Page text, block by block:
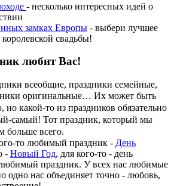
- несколько интересных идей о
замках Европы - выбери лучшее
свадьбы!
любит Вас!
всеобщие, праздники семейные,
оригинальные… Их может быть
но какой-то из праздников обязательно
самый! Тот праздник, который мы
больше всего.
то любимый праздник - День
- Новый Год, для кого-то - день
праздник. У всех нас любимые
одно нас объединяет точно - любовь,